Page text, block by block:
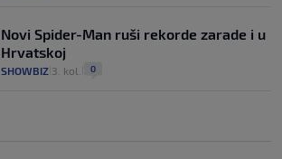
Novi Spider-Man ruši rekorde zarade i u
Hrvatskoj
SHOWBIZ 3. kol. 0